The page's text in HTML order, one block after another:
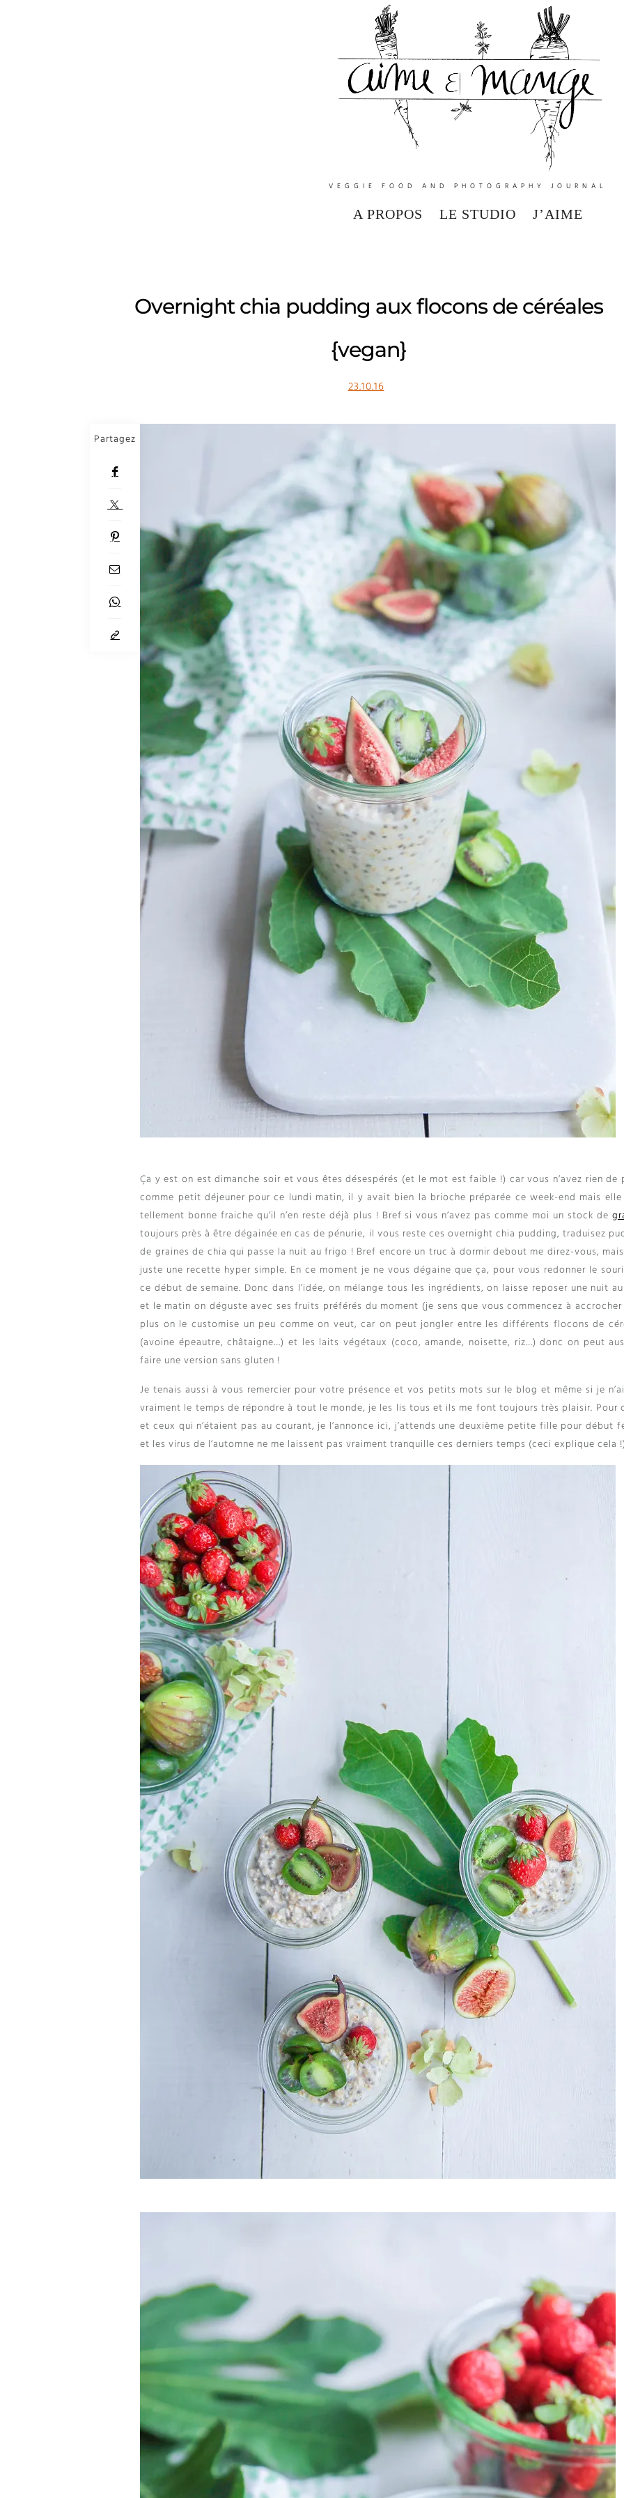
VEGGIE FOOD AND PHOTOGRAPHY JOURNAL
A PROPOS LE STUDIO J’AIME
Overnight chia pudding aux flocons de céréales
{vegan}
23.10.16
Partagez
Ça y est on est dimanche soir et vous êtes désespérés (et le mot est faible !) car vous n’avez rien de
comme petit déjeuner pour ce lundi matin, il y avait bien la brioche préparée ce week-end mais
tellement bonne fraiche qu’il n’en reste déjà plus ! Bref si vous n’avez pas comme moi un stock de
toujours près à être dégainée en cas de pénurie, il vous reste ces overnight chia pudding, traduisez
de graines de chia qui passe la nuit au frigo ! Bref encore un truc à dormir debout me direz-vous,
juste une recette hyper simple. En ce moment je ne vous dégaine que ça, pour vous redonner le
ce début de semaine. Donc dans l’idée, on mélange tous les ingrédients, on laisse reposer une nuit
et le matin on déguste avec ses fruits préférés du moment (je sens que vous commencez à accrocher
plus on le customise un peu comme on veut, car on peut jongler entre les différents flocons de
(avoine épeautre, châtaigne…) et les laits végétaux (coco, amande, noisette, riz…) donc on peut
faire une version sans gluten !
Je tenais aussi à vous remercier pour votre présence et vos petits mots sur le blog et même si je
vraiment le temps de répondre à tout le monde, je les lis tous et ils me font toujours très plaisir. Pour
et ceux qui n’étaient pas au courant, je l’annonce ici, j’attends une deuxième petite fille pour début
et les virus de l’automne ne me laissent pas vraiment tranquille ces derniers temps (ceci explique cela